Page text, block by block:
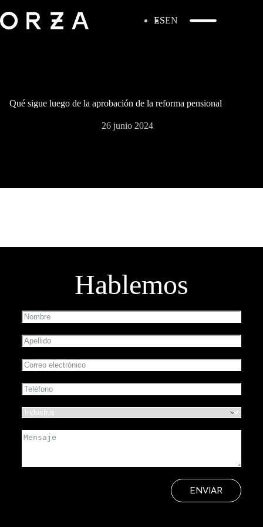
ESEN
Qué sigue luego de la aprobación de la reforma pensional
26 junio 2024
ENVIAR
Hablemos